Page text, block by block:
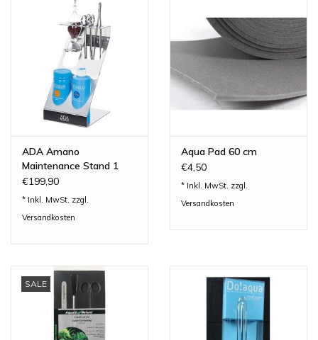
ADA Amano
Maintenance Stand 1
€199,90
* Inkl. MwSt. zzgl.
Versandkosten
Aqua Pad 60 cm
€4,50
* Inkl. MwSt. zzgl.
Versandkosten
SALE